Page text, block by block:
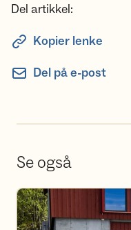
Del artikkel:
Kopier lenke
Del på e-post
Se også
Bli frivillig